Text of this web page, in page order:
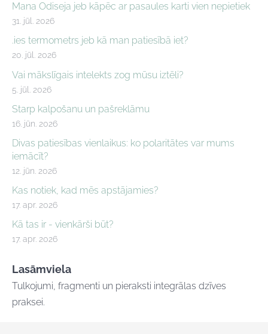
Mana Odiseja jeb kāpēc ar pasaules karti vien nepietiek
31. jūl. 2026
.ies termometrs jeb kā man patiesībā iet?
20. jūl. 2026
Vai mākslīgais intelekts zog mūsu iztēli?
5. jūl. 2026
Starp kalpošanu un pašreklāmu
16. jūn. 2026
Divas patiesības vienlaikus: ko polaritātes var mums
iemācīt?
12. jūn. 2026
Kas notiek, kad mēs apstājamies?
17. apr. 2026
Kā tas ir - vienkārši būt?
17. apr. 2026
Lasāmviela
Tulkojumi, fragmenti un pieraksti integrālas dzīves
praksei.